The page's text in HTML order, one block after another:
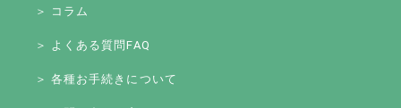
＞ コラム
＞ よくある質問FAQ
＞ 各種お手続きについて